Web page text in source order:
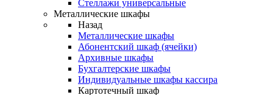
Стеллажи универсальные
Металлические шкафы
Назад
Металлические шкафы
Абонентский шкаф (ячейки)
Архивные шкафы
Бухгалтерские шкафы
Индивидуальные шкафы кассира
Картотечный шкаф